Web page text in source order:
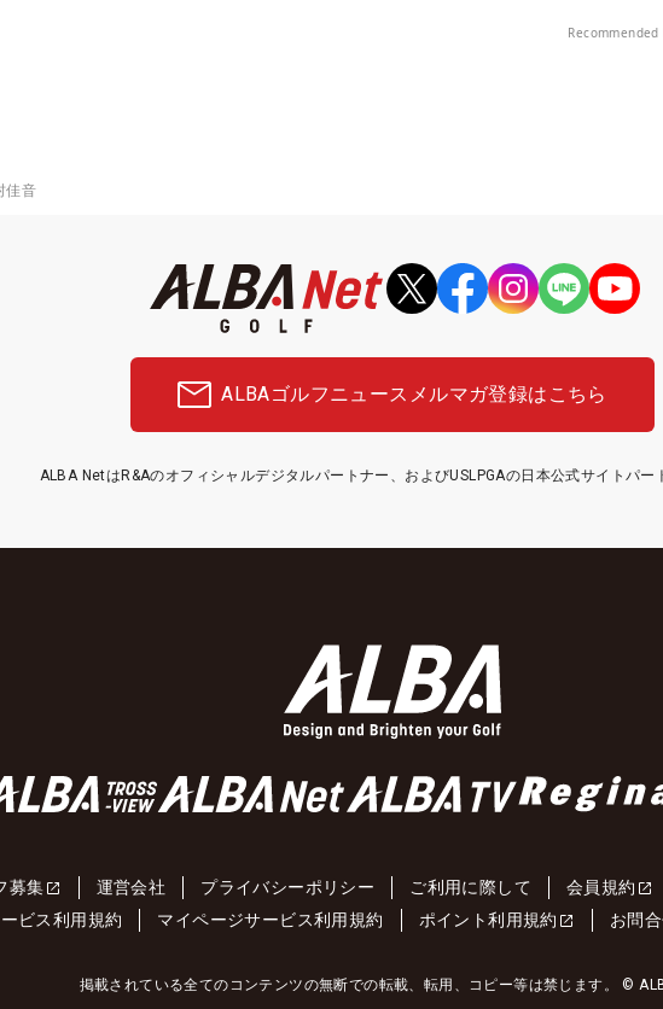
Recommended
佳音
ALBAゴルフニュース メルマガ登録はこちら
ALBA NetはR&Aのオフィシャルデジタルパートナー、およびUSLPGAの日本公式サイトパー
募集 運営会社 プライバシーポリシー ご利用に際して 会員規約
ビス利用規約
マイページサービス利用規約 ポイント利用規約 お問
掲載されている全てのコンテンツの無断での転載、転用、コピー等は禁じます。 ©